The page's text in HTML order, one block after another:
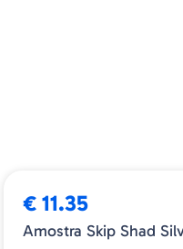
€ 11.35
Amostra Skip Shad